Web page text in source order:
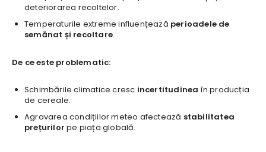
deteriorarea recoltelor.
Temperaturile extreme influențează perioadele de
semănat și recoltare.
De ce este problematic:
Schimbările climatice cresc incertitudinea în producția
de cereale.
Agravarea condițiilor meteo afectează stabilitatea
prețurilor pe piața globală.